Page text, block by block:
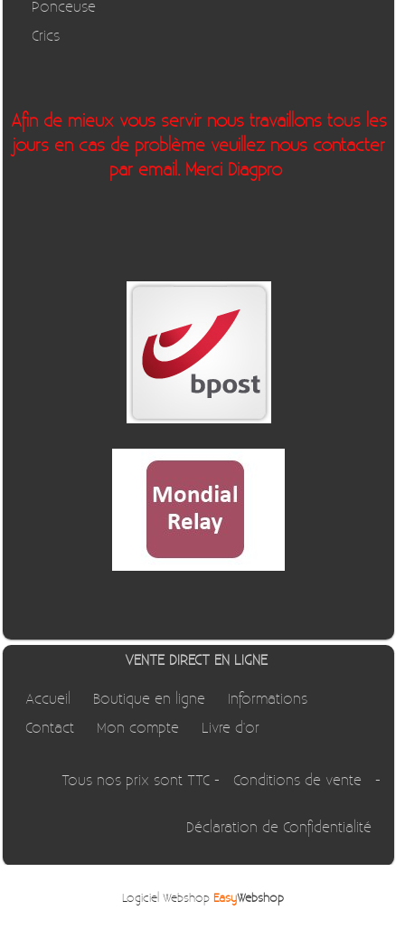
Ponceuse
Crics
Afin de mieux vous servir nous travaillons tous les
jours en cas de problème veuillez nous contacter
par email. Merci Diagpro
VENTE DIRECT EN LIGNE
Accueil
Boutique en ligne
Informations
Contact
Mon compte Livre d'or
Tous nos prix sont TTC - Conditions de vente -
Déclaration de Confidentialité
Logiciel Webshop EasyWebshop